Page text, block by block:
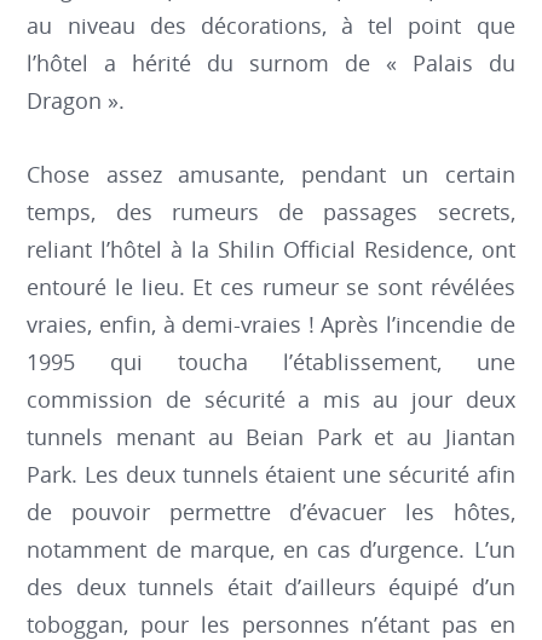
au niveau des décorations, à tel point que
l’hôtel a hérité du surnom de « Palais du
Dragon ».
Chose assez amusante, pendant un certain
temps, des rumeurs de passages secrets,
reliant l’hôtel à la Shilin Official Residence, ont
entouré le lieu. Et ces rumeur se sont révélées
vraies, enfin, à demi-vraies ! Après l’incendie de
1995 qui toucha l’établissement, une
commission de sécurité a mis au jour deux
tunnels menant au Beian Park et au Jiantan
Park. Les deux tunnels étaient une sécurité afin
de pouvoir permettre d’évacuer les hôtes,
notamment de marque, en cas d’urgence. L’un
des deux tunnels était d’ailleurs équipé d’un
toboggan, pour les personnes n’étant pas en